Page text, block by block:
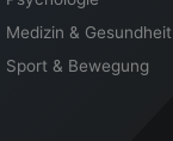
Medizin & Gesundheit
Sport & Bewegung